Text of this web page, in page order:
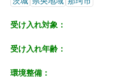
受け入れ対象：
受け入れ年齢：
環境整備：